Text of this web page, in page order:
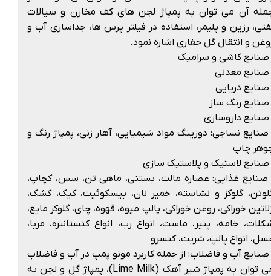
آن می توان به پمپاژ لجن های کف مخازن و سیالات
رزین و پلیمر، استفاده در فیلتر پرس ها، جداسازی آب و
و انتقال گل حفاری اشاره نمود.
صنایع کاشی و سرامیک
صنایع معدنی
صنایع دریایی
صنایع رنگ ساز
صنایع داروسازی
صنایع نساجی: دوزینگ مواد شیمیایی، آهار زنی، پمپاژ رنگ و
چاپ
صنایع لاستیک و پلاستیک سازی
صنایع غذایی: عصاره مالت، بستنی، ماهی تن، سس، کچاپ،
گلوکز و نشاسته، خمیر نان، بیسکوئیت، کیک، کشک،
خوراکی، روغن خوراکی، پالپ میوه، قهوه، چای، گلوکز مایع،
خامه، پنیر، ماست، انواع رب، انواع کنستانتره، مربا،
انواع پالپ، شربت، کنسرو
صنایع آب و فاضلاب: از جمله کاربرد مونو پمپ در آب و فاضلاب
می توان به پمپاژ شیر آهک (Lime Milk)، پمپاژ گل و لجن به